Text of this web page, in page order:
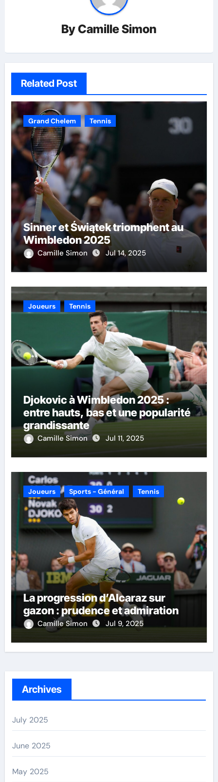
ByCamille Simon
Related Post
Grand Chelem Tennis
Sinner et Świątek triomphent au
Wimbledon 2025
Camille Simon Jul 14, 2025
Joueurs Tennis
Djokovic à Wimbledon 2025 :
entre hauts, bas et une popularité
grandissante
Camille Simon Jul 11, 2025
Joueurs Sports - Général Tennis
La progression d’Alcaraz sur
gazon : prudence et admiration
Camille Simon Jul 9, 2025
Archives
July 2025
June 2025
May 2025